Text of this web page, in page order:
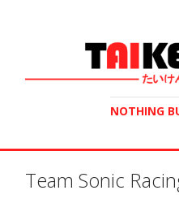
NOTHING
Team Sonic